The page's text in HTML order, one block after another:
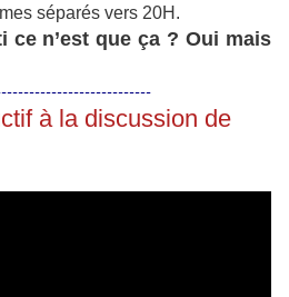
séparés vers 20H.
ce n’est que ça ? Oui mais
à la discussion de